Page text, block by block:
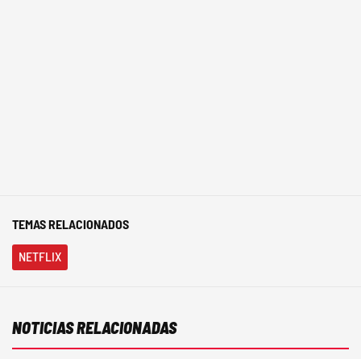
TEMAS RELACIONADOS
NETFLIX
NOTICIAS RELACIONADAS